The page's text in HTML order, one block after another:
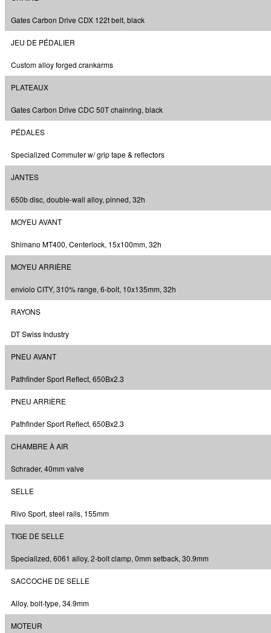
Gates Carbon Drive CDX 122t belt, black
JEU DE PÉDALIER
Custom alloy forged crankarms
PLATEAUX
Gates Carbon Drive CDC 50T chainring, black
PÉDALES
Specialized Commuter w/ grip tape & reflectors
JANTES
650b disc, double-wall alloy, pinned, 32h
MOYEU AVANT
Shimano MT400, Centerlock, 15x100mm, 32h
MOYEU ARRIÈRE
enviolo CITY, 310% range, 6-bolt, 10x135mm, 32h
RAYONS
DT Swiss Industry
PNEU AVANT
Pathfinder Sport Reflect, 650Bx2.3
PNEU ARRIÈRE
Pathfinder Sport Reflect, 650Bx2.3
CHAMBRE À AIR
Schrader, 40mm valve
SELLE
Rivo Sport, steel rails, 155mm
TIGE DE SELLE
Specialized, 6061 alloy, 2-bolt clamp, 0mm setback, 30.9mm
SACCOCHE DE SELLE
Alloy, bolt-type, 34.9mm
MOTEUR